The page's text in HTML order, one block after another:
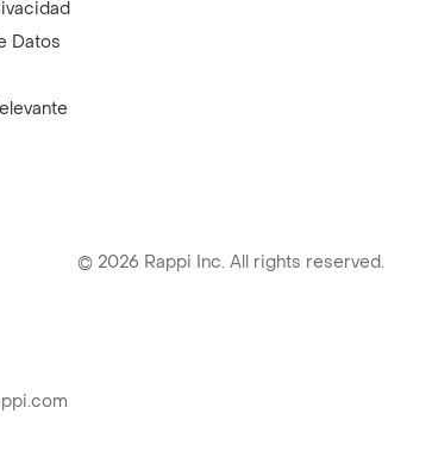
Datos
© 2026 Rappi Inc. All rights reserved.